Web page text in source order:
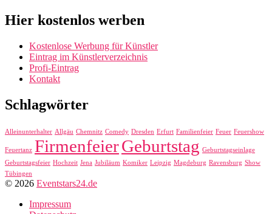
Hier kostenlos werben
Kostenlose Werbung für Künstler
Eintrag im Künstlerverzeichnis
Profi-Eintrag
Kontakt
Schlagwörter
Alleinunterhalter Allgäu Chemnitz Comedy Dresden Erfurt Familienfeier Feuer Feuershow
Feuertanz FirmenfeierGeburtstag Geburtstagseinlage
Geburtstagsfeier Hochzeit Jena Jubiläum Komiker Leipzig Magdeburg Ravensburg Show
Tübingen
© 2026 Eventstars24.de
Impressum